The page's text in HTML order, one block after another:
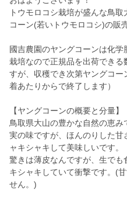
トウモロコシ栽培が盛んな鳥
コーン(若いトウモロコシ)の販
國吉農園のヤングコーンは化
栽培なので正規品を出荷でき
すが、収穫でき次第ヤングコ
着あたりからで終了します）
【ヤングコーンの概要と分量】
鳥取県大山の豊かな自然の恵み
実の味ですが、ほんのりした
ャキシャキして美味しいです。
驚きは薄皮なんですが、生で
キシャキしていて衝撃です。(
せん。)